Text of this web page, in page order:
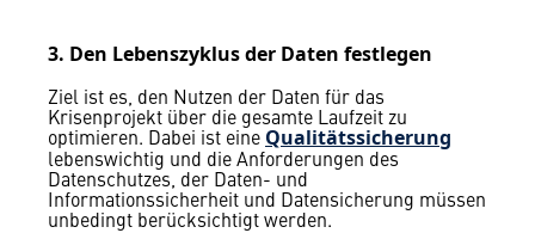
3. Den Lebenszyklus der Daten festlegen
Ziel ist es, den Nutzen der Daten für das
Krisenprojekt über die gesamte Laufzeit zu
optimieren. Dabei ist eine Qualitätssicherung
lebenswichtig und die Anforderungen des
Datenschutzes, der Daten- und
Informationssicherheit und Datensicherung müssen
unbedingt berücksichtigt werden.